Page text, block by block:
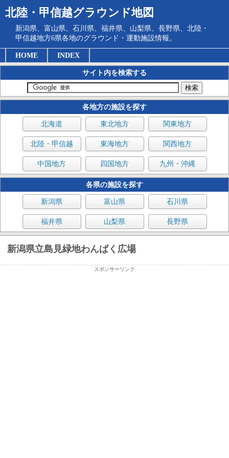
北陸・甲信越グラウンド地図
新潟県、富山県、石川県、福井県、山梨県、長野県、北陸・
甲信越地方6県各地のグラウンド・運動施設情報。
HOME INDEX
サイト内を検索する
各地方の施設を探す
北海道 東北地方 関東地方
北陸・甲信越 東海地方 関西地方
中国地方 四国地方 九州・沖縄
各県の施設を探す
新潟県 富山県 石川県
福井県 山梨県 長野県
新潟県立島見緑地わんぱく広場
スポンサーリンク